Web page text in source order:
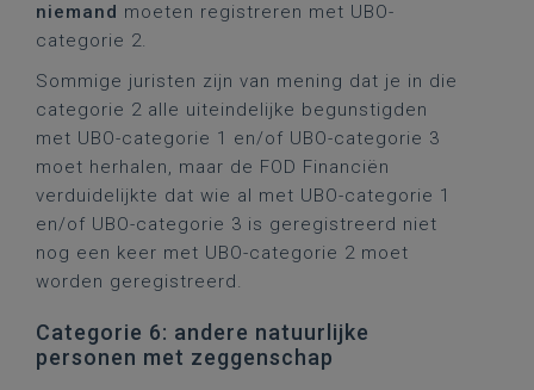
niemand moeten registreren met UBO-
categorie 2.
Sommige juristen zijn van mening dat je in die
categorie 2 alle uiteindelijke begunstigden
met UBO-categorie 1 en/of UBO-categorie 3
moet herhalen, maar de FOD Financiën
verduidelijkte dat wie al met UBO-categorie 1
en/of UBO-categorie 3 is geregistreerd niet
nog een keer met UBO-categorie 2 moet
worden geregistreerd.
Categorie 6: andere natuurlijke
personen met zeggenschap